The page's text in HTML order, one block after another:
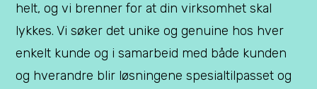
helt, og vi brenner for at din virksomhet skal
lykkes. Vi søker det unike og genuine hos hver
enkelt kunde og i samarbeid med både kunden
og hverandre blir løsningene spesialtilpasset og